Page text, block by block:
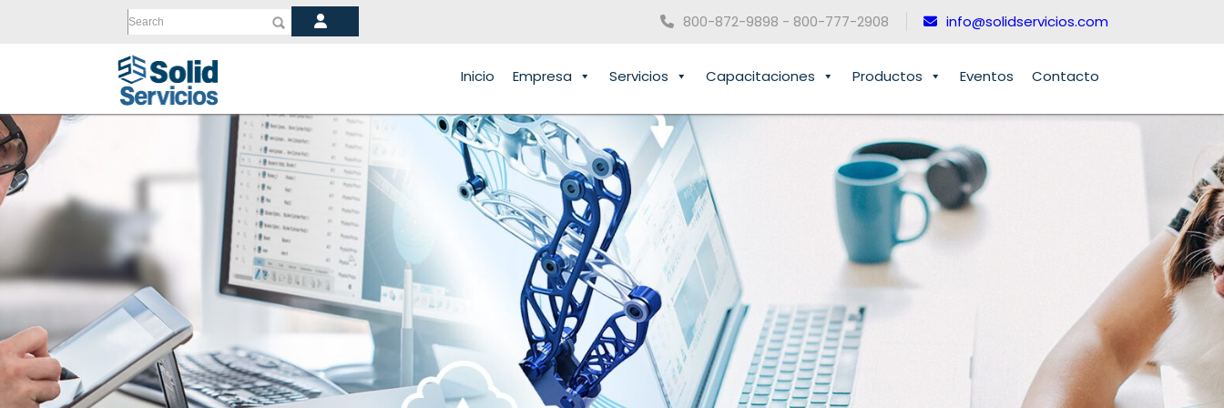
800-872-9898 - 800-777-2908 info@solidservicios.com
Search
Inicio Empresa Servicios Capacitaciones Productos Eventos Contacto